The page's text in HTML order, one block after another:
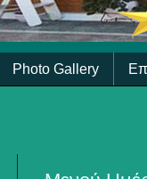
Photo Gallery